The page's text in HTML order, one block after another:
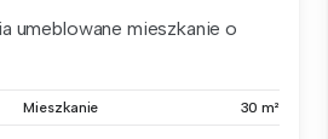
umeblowane mieszkanie o
Mieszkanie 30 m²